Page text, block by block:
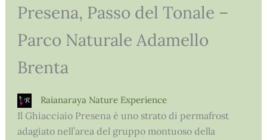
Presena, Passo del Tonale –
Parco Naturale Adamello
Brenta
Raianaraya Nature Experience
Il Ghiacciaio Presena è uno strato di permafrost
adagiato nell’area del gruppo montuoso della